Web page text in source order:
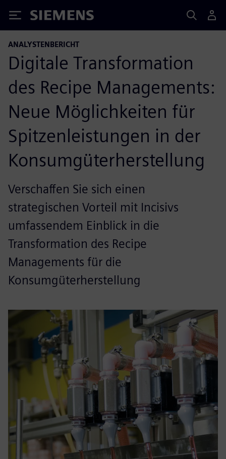
Siemens
ANALYSTENBERICHT
Digitale Transformation
des Recipe Managements:
Neue Möglichkeiten für
Spitzenleistungen in der
Konsumgüterherstellung
Verschaffen Sie sich einen
strategischen Vorteil mit Incisivs
umfassendem Einblick in die
Transformation des Recipe
Managements für die
Konsumgüterherstellung